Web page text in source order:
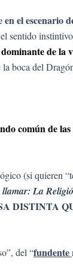
el escenario
sentido
de la
la boca del
común de
(si quieren
La
DISTINTA
del “fundente